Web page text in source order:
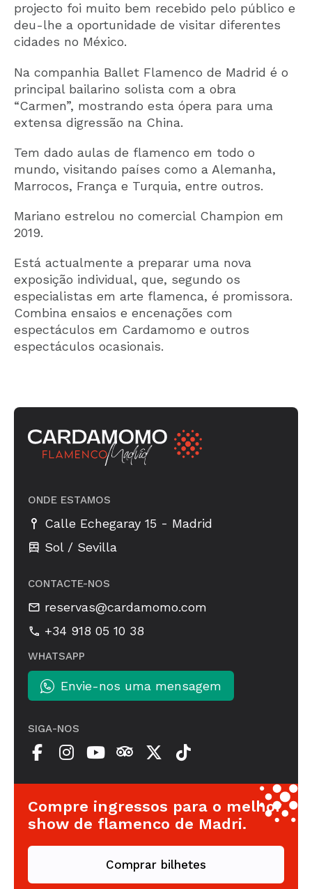
projecto foi muito bem recebido pelo público e
deu-lhe a oportunidade de visitar diferentes
cidades no México.
Na companhia Ballet Flamenco de Madrid é o
principal bailarino solista com a obra
“Carmen”, mostrando esta ópera para uma
extensa digressão na China.
Tem dado aulas de flamenco em todo o
mundo, visitando países como a Alemanha,
Marrocos, França e Turquia, entre outros.
Mariano estrelou no comercial Champion em
2019.
Está actualmente a preparar uma nova
exposição individual, que, segundo os
especialistas em arte flamenca, é promissora.
Combina ensaios e encenações com
espectáculos em Cardamomo e outros
espectáculos ocasionais.
ONDE ESTAMOS
Calle Echegaray 15 - Madrid
Sol / Sevilla
CONTACTE-NOS
reservas@cardamomo.com
+34 918 05 10 38
WHATSAPP
Envie-nos uma mensagem
SIGA-NOS
Compre ingressos para o melhor
show de flamenco de Madri.
Comprar bilhetes